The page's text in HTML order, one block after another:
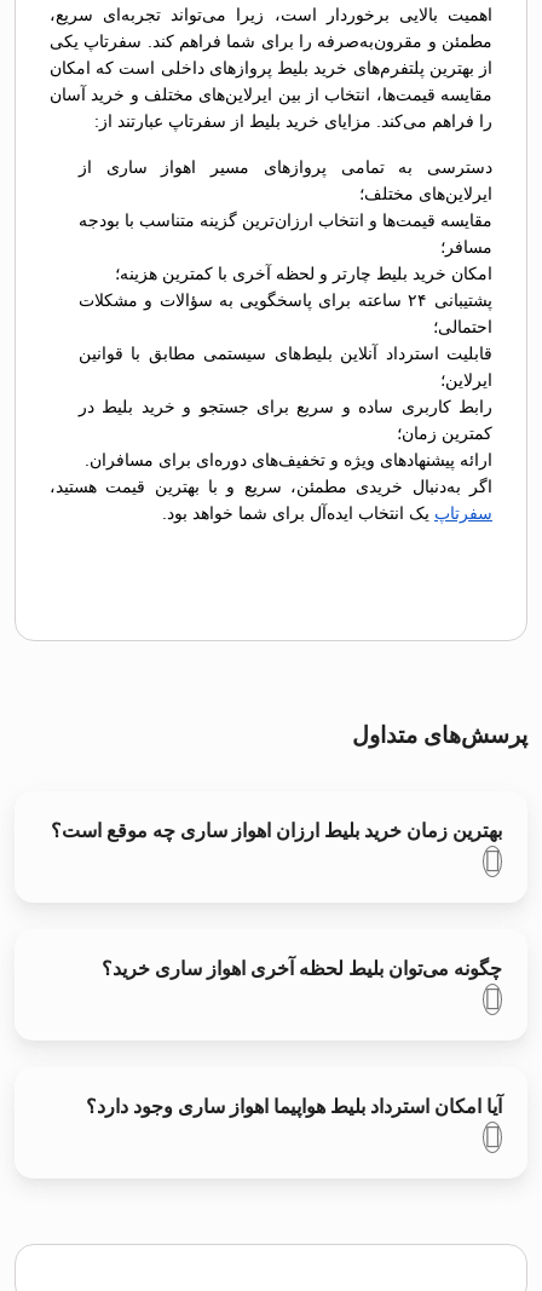
اهمیت بالایی برخوردار است، زیرا می‌تواند تجربه‌ای سریع،
مطمئن و مقرون‌به‌صرفه را برای شما فراهم کند. سفرتاپ یکی
از بهترین پلتفرم‌های خرید بلیط پروازهای داخلی است که امکان
مقایسه قیمت‌ها، انتخاب از بین ایرلاین‌های مختلف و خرید آسان
را فراهم می‌کند. مزایای خرید بلیط از سفرتاپ عبارتند از:
دسترسی به تمامی پروازهای مسیر اهواز ساری از
ایرلاین‌های مختلف؛
مقایسه قیمت‌ها و انتخاب ارزان‌ترین گزینه متناسب با بودجه
مسافر؛
امکان خرید بلیط چارتر و لحظه آخری با کمترین هزینه؛
پشتیبانی ۲۴ ساعته برای پاسخگویی به سؤالات و مشکلات
احتمالی؛
قابلیت استرداد آنلاین بلیط‌های سیستمی مطابق با قوانین
ایرلاین؛
رابط کاربری ساده و سریع برای جستجو و خرید بلیط در
کمترین زمان؛
ارائه پیشنهادهای ویژه و تخفیف‌های دوره‌ای برای مسافران.
اگر به‌دنبال خریدی مطمئن، سریع و با بهترین قیمت هستید،
سفرتاپ یک انتخاب ایده‌آل برای شما خواهد بود.
پرسش‌های متداول
بهترین زمان خرید بلیط ارزان اهواز ساری چه موقع است؟
چگونه می‌توان بلیط لحظه آخری اهواز ساری خرید؟
آیا امکان استرداد بلیط هواپیما اهواز ساری وجود دارد؟